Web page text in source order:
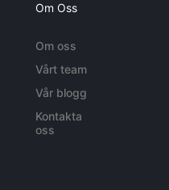
Om Oss
Om oss
Vårt team
Vår blogg
Kontakta
oss